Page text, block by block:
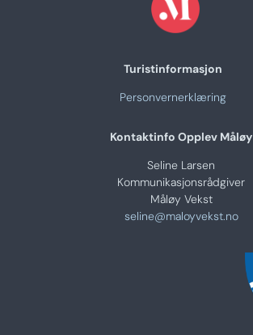
Turistinformasjon
Personvernerklæring
Kontaktinfo Opplev Måløy
Seline Larsen
Kommunikasjonsrådgiver
Måløy Vekst
seline@maloyvekst.no